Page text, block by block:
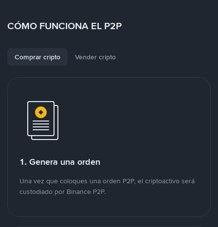
CÓMO FUNCIONA EL P2P
Comprar cripto Vender cripto
1. Genera una orden
Una vez que coloques una orden P2P, el criptoactivo será
custodiado por Binance P2P.